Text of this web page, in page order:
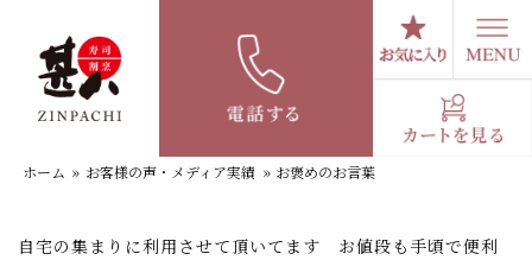
お褒めのお言葉
ホーム » お客様の声・メディア実績 » お褒めのお言葉
自宅の集まりに利用させて頂いてます お値段も手頃で便利